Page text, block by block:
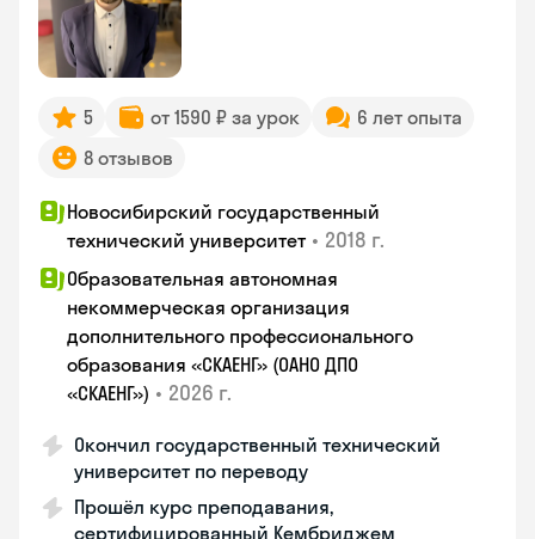
5 от 1590 ₽ за урок
6 лет опыта
8 отзывов
Новосибирский государственный
технический университет • 2018 г.
Образовательная автономная
некоммерческая организация
дополнительного профессионального
образования «СКАЕНГ» (ОАНО ДПО
«СКАЕНГ») • 2026 г.
Окончил государственный технический
университет по переводу
Прошёл курс преподавания,
сертифицированный Кембриджем